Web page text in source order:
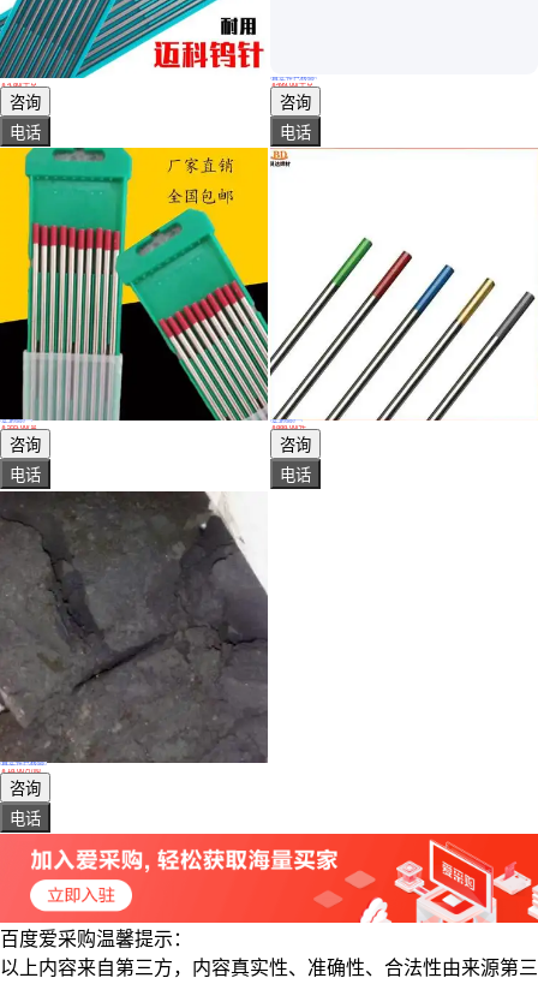
氩弧焊钨针2.4×175焊针迈科钨极WT20钍钨乌针氩焊焊枝
￥4.80/千克
广东深圳
咨询
电话
北坞 WT20红头 WC20灰头 WP20绿头钨针 钨电极 钨棒
实地验厂
￥555.00/盒
河北邢台
咨询
电话
钨针 安徽高价回收钨珠批发
真实性已核验
￥ 18.00万/吨
广东深圳
咨询
电话
纯钨针 薄片 高纯度钨片 薄板 圆片 圆饼 钨环 圆环 磨光
真实性已核验
￥499 .00/千克
广东深圳
咨询
电话
钍钨钨针 WL15镧钨 WY20钇钨 WP纯钨 WZ3 WZ8锆钨电极
实地验厂
￥888.00/件
河北邢台
咨询
电话
百度爱采购温馨提示：
以上内容来自第三方，内容真实性、准确性、合法性由来源第三